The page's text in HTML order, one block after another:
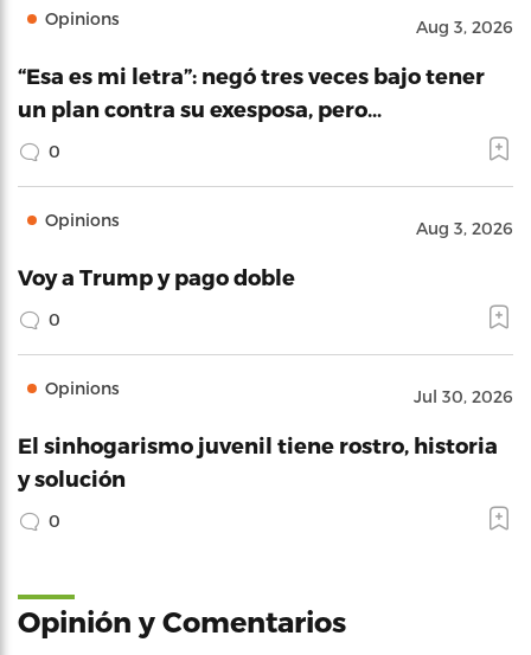
Opinions Aug 3, 2026
“Esa es mi letra”: negó tres veces bajo tener
un plan contra su exesposa, pero…
0
Opinions Aug 3, 2026
Voy a Trump y pago doble
0
Opinions Jul 30, 2026
El sinhogarismo juvenil tiene rostro, historia
y solución
0
Opinión y Comentarios